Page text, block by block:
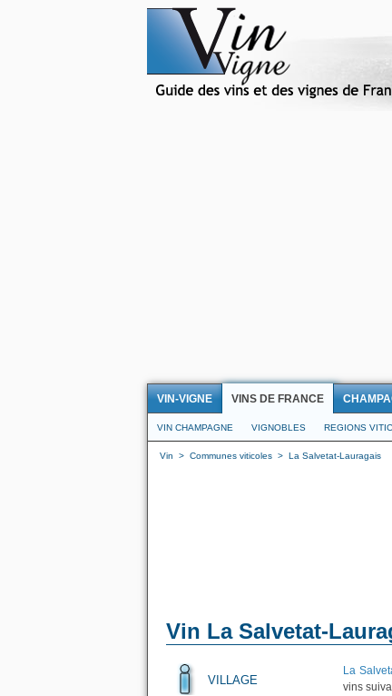
VIN-VIGNE VINS DE FRANCE
VIN CHAMPAGNE VIGNOBLES REGIONS
Vin > Communes viticoles > La Salvetat-Lauragais
Vin La Salvetat-
VILLAGE
La
vins